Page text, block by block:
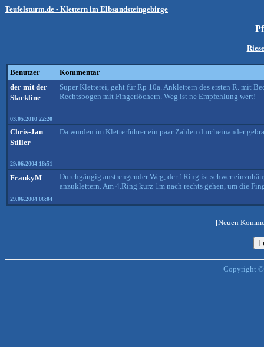
Teufelsturm.de - Klettern im Elbsandsteingebirge
Benutzer
Kommentar
der mit der
Slackline
03.05.2010 22:20
Super Kletterei, geht für Rp 10a. Anklettern des ersten R. mit
Rechtsbogen mit Fingerlöchern. Weg ist ne Empfehlung wert!
Chris-Jan
Stiller
29.06.2004 18:51
Da wurden im Kletterführer ein paar Zahlen durcheinander
FrankyM
29.06.2004 06:04
Durchgängig anstrengender Weg, der 1Ring ist schwer
anzuklettern. Am 4.Ring kurz 1m nach rechts gehen, um die
[Neuen
Copyright ©